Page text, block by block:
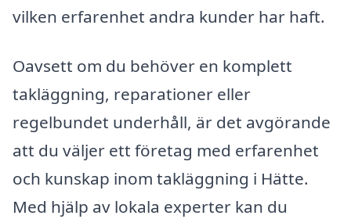
vilken erfarenhet andra kunder har haft.
Oavsett om du behöver en komplett
takläggning, reparationer eller
regelbundet underhåll, är det avgörande
att du väljer ett företag med erfarenhet
och kunskap inom takläggning i Hätte.
Med hjälp av lokala experter kan du